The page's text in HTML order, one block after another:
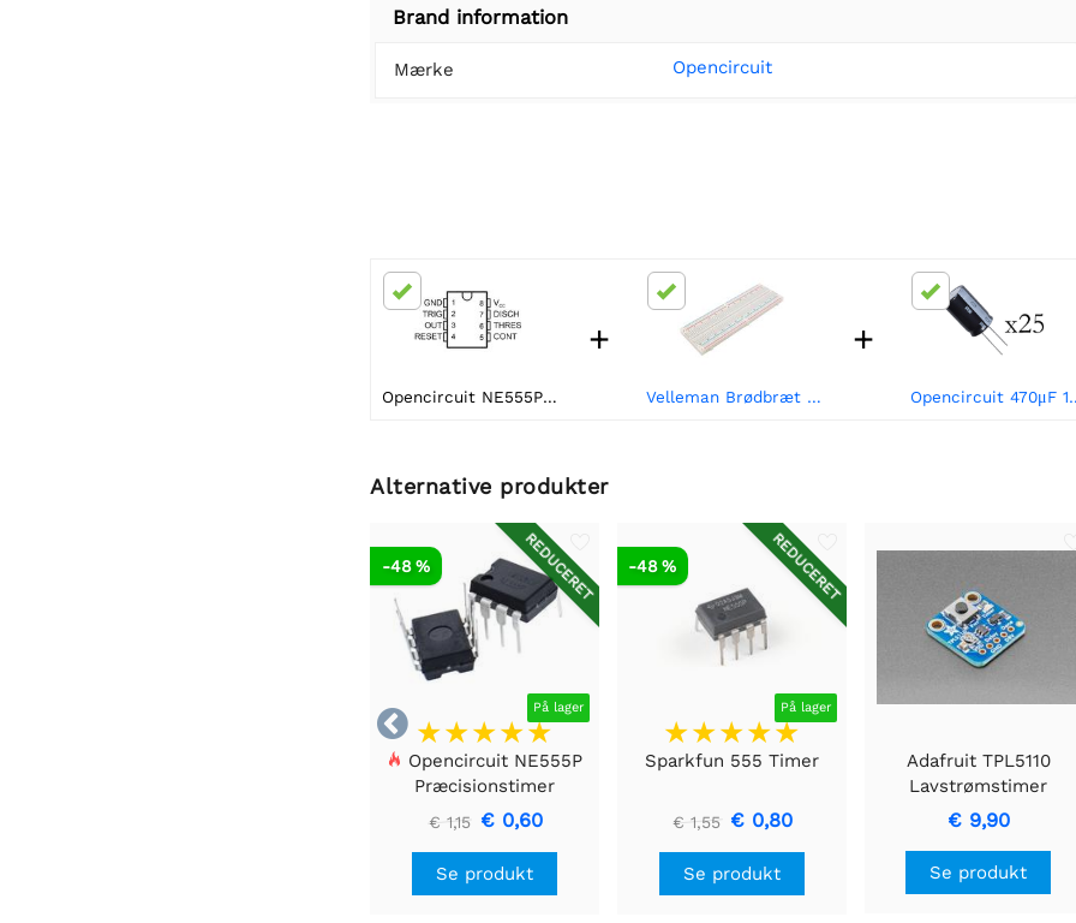
Brand information
Mærke Opencircuit
Opencircuit NE555P Præcisionstimer - SOP8 - 10 stk
+
Velleman Brødbræt 830 point - hvid
+
Opencircuit
Alternative produkter

REDUCERET
På lager
-48 %
Opencircuit NE555P
Præcisionstimer
€ 1,15 € 0,60
Se produkt
REDUCERET
På lager
-48 %
Sparkfun 555 Timer
€ 1,55 € 0,80
Se produkt
Adafruit TPL5110
Lavstrømstimer
Breakout
€ 9,90
Se produkt